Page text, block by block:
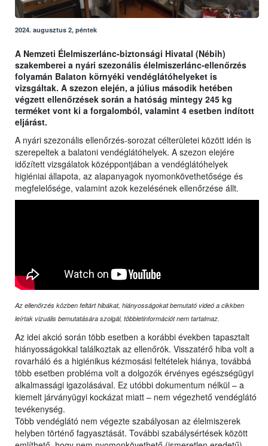
2024. augusztus 2, péntek
A Nemzeti Élelmiszerlánc-biztonsági Hivatal (Nébih)
szakemberei a nyári szezonális élelmiszerlánc-ellenőrzés
folyamán Balaton környéki vendéglátóhelyeket is
vizsgáltak. A szezon elején, a július második hetében
végzett ellenőrzések során a hatóság mintegy 245 kg
terméket vont ki a forgalomból, valamint 4 esetben indított
eljárást.
A nyári szezonális ellenőrzés-sorozat célterületei között idén is
szerepeltek a balatoni vendéglátóhelyek. A szezon elejére
időzített vizsgálatok középpontjában a vendéglátóhelyek
higiéniai állapota, az alapanyagok nyomonkövethetősége és
megfelelősége, valamint azok kezelésének ellenőrzése állt.
Az ellenőrzés közben feltárt hibákat, hiányosságokat bemutató videó a cikkben
leírtak vizuális bemutatására szolgál, többletinformációt nem tartalmaz.
Az idei akció során több esetben a korábbi években tapasztalt
hiányosságokkal találkoztak az ellenőrök. Visszatérő hiba volt a
rovarháló és a higiénikus kézmosási feltételek hiánya, továbbá
több esetben probléma volt a dolgozók érvényes egészségügyi
alkalmassági igazolásával. Ez utóbbi dokumentum nélkül – a
kiemelt járványügyi kockázat miatt – nem végezhető vendéglátó
tevékenység.
Több vendéglátó nem végezte szabályosan az élelmiszerek
helyben történő fagyasztását. További szabálysértések között